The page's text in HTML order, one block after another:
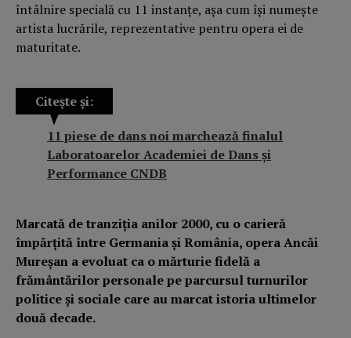
întâlnire specială cu 11 instanțe, așa cum își numește
artista lucrările, reprezentative pentru opera ei de
maturitate.
Citește și:
11 piese de dans noi marchează finalul
Laboratoarelor Academiei de Dans și
Performance CNDB
Marcată de tranziția anilor 2000, cu o carieră
împărțită între Germania și România, opera Ancăi
Mureșan a evoluat ca o mărturie fidelă a
frământărilor personale pe parcursul turnurilor
politice și sociale care au marcat istoria ultimelor
două decade.